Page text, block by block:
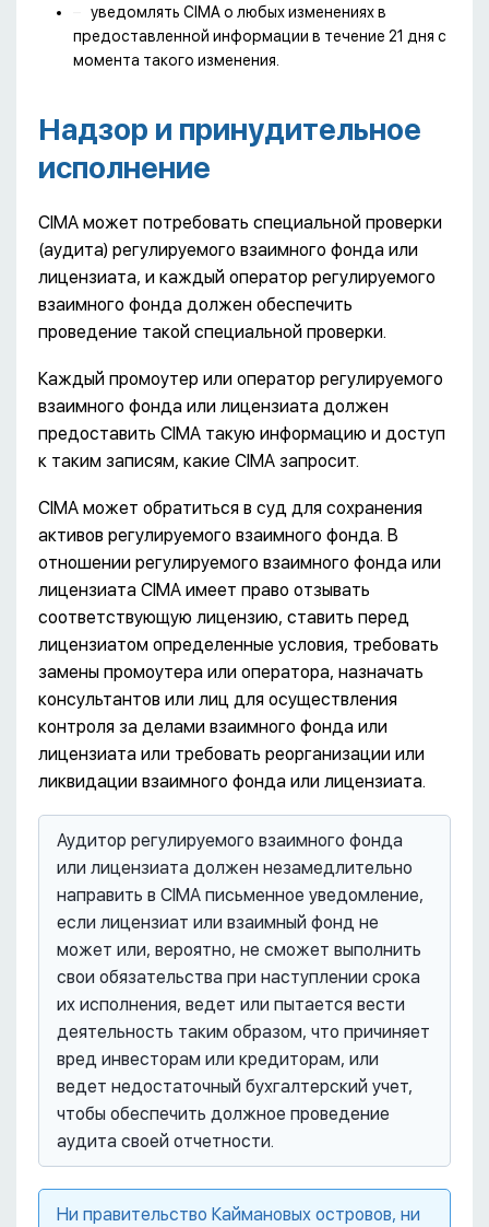
уведомлять CIMA о любых изменениях в
предоставленной информации в течение 21 дня с
момента такого изменения.
Надзор и принудительное
исполнение
CIMA может потребовать специальной проверки
(аудита) регулируемого взаимного фонда или
лицензиата, и каждый оператор регулируемого
взаимного фонда должен обеспечить
проведение такой специальной проверки.
Каждый промоутер или оператор регулируемого
взаимного фонда или лицензиата должен
предоставить CIMA такую ​​информацию и доступ
к таким записям, какие CIMA запросит.
CIMA может обратиться в суд для сохранения
активов регулируемого взаимного фонда. В
отношении регулируемого взаимного фонда или
лицензиата CIMA имеет право отзывать
соответствующую лицензию, ставить перед
лицензиатом определенные условия, требовать
замены промоутера или оператора, назначать
консультантов или лиц для осуществления
контроля за делами взаимного фонда или
лицензиата или требовать реорганизации или
ликвидации взаимного фонда или лицензиата.
Аудитор регулируемого взаимного фонда
или лицензиата должен незамедлительно
направить в CIMA письменное уведомление,
если лицензиат или взаимный фонд не
может или, вероятно, не сможет выполнить
свои обязательства при наступлении срока
их исполнения, ведет или пытается вести
деятельность таким образом, что причиняет
вред инвесторам или кредиторам, или
ведет недостаточный бухгалтерский учет,
чтобы обеспечить должное проведение
аудита своей отчетности.
Ни правительство Каймановых островов, ни